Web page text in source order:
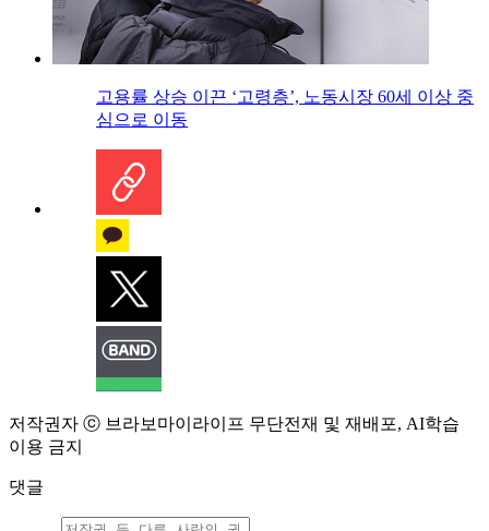
고용률 상승 이끈 ‘고령층’, 노동시장 60세 이상 중
심으로 이동
저작권자 ⓒ 브라보마이라이프 무단전재 및 재배포, AI학습
이용 금지
댓글